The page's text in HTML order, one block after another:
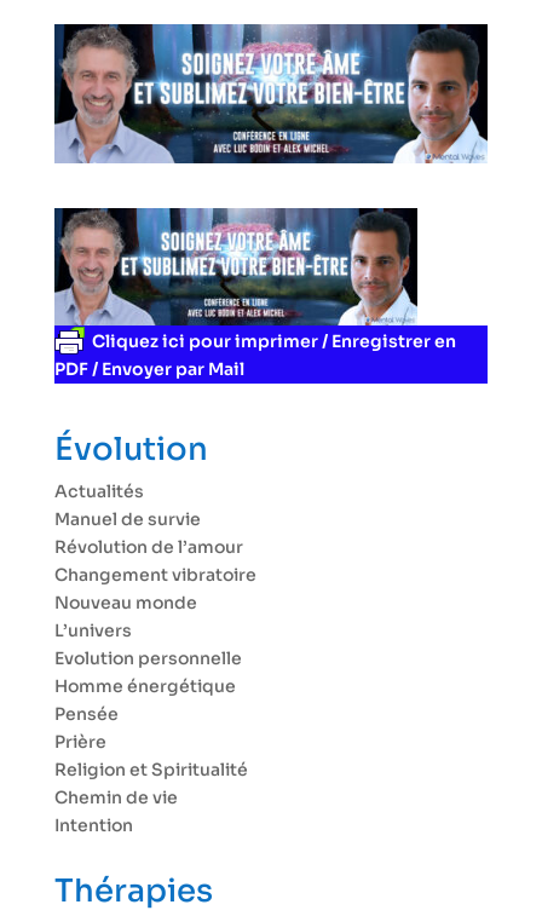
Cliquez ici pour imprimer / Enregistrer en
PDF / Envoyer par Mail
Évolution
Actualités
Manuel de survie
Révolution de l’amour
Changement vibratoire
Nouveau monde
L’univers
Evolution personnelle
Homme énergétique
Pensée
Prière
Religion et Spiritualité
Chemin de vie
Intention
Thérapies